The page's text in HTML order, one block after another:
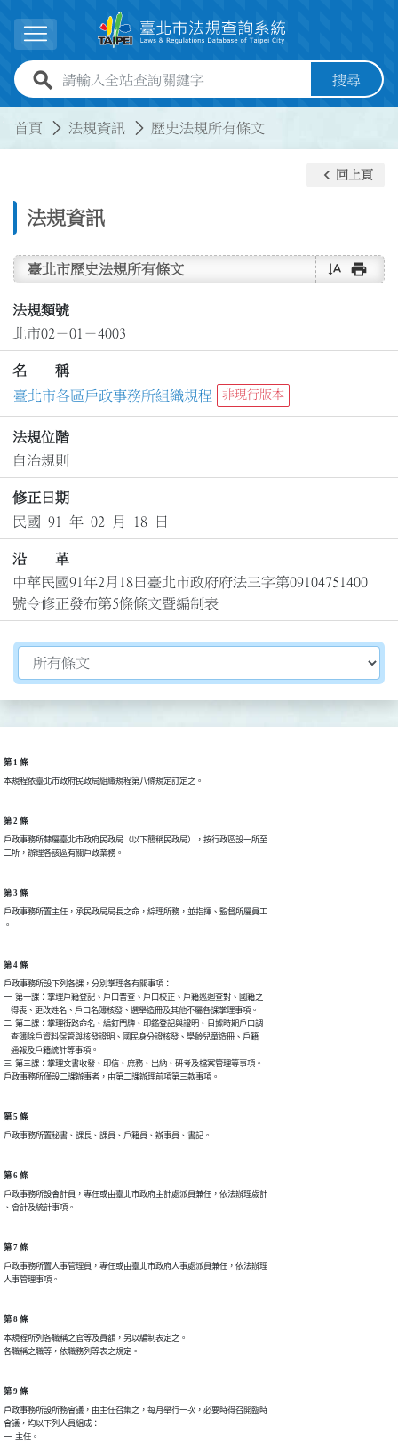
展開選單
全站查詢關鍵字欄位 搜尋
首頁 法規資訊 歷史法規所有條文
法規資訊
keyboard_arrow_left 回上頁
臺北市歷史法規所有條文 text_rotate_vertical print
法規類號
北市02－01－4003
名 稱
臺北市各區戶政事務所組織規程
非現行版本
法規位階
自治規則
修正日期
民國 91 年 02 月 18 日
沿 革
中華民國91年2月18日臺北市政府府法三字第09104751400
號令修正發布第5條條文暨編制表
切換選擇法規資訊內容
第 1 條
本規程依臺北市政府民政局組織規程第八條規定訂定之。
第 2 條
戶政事務所隸屬臺北市政府民政局（以下簡稱民政局），按行政區設一所至
二所，辦理各該區有關戶政業務。
第 3 條
戶政事務所置主任，承民政局局長之命，綜理所務，並指揮、監督所屬員工
。
第 4 條
戶政事務所設下列各課，分別掌理各有關事項：
一  第一課：掌理戶籍登記、戶口普查、戶口校正、戶籍巡迴查對、國籍之
    得喪、更改姓名、戶口名簿核發、選舉造冊及其他不屬各課掌理事項。
二  第二課：掌理街路命名、編釘門牌、印鑑登記與證明、日據時期戶口調
    查簿除戶資料保管與核發證明、國民身分證核發、學齡兒童造冊、戶籍
    通報及戶籍統計等事項。
三  第三課：掌理文書收發、印信、庶務、出納、研考及檔案管理等事項。
戶政事務所僅設二課辦事者，由第二課辦理前項第三款事項。
第 5 條
戶政事務所置秘書、課長、課員、戶籍員、辦事員、書記。
第 6 條
戶政事務所設會計員，專任或由臺北市政府主計處派員兼任，依法辦理歲計
、會計及統計事項。
第 7 條
戶政事務所置人事管理員，專任或由臺北市政府人事處派員兼任，依法辦理
人事管理事項。
第 8 條
本規程所列各職稱之官等及員額，另以編制表定之。
各職稱之職等，依職務列等表之規定。
第 9 條
戶政事務所設所務會議，由主任召集之，每月舉行一次，必要時得召開臨時
會議，均以下列人員組成：
一  主任。